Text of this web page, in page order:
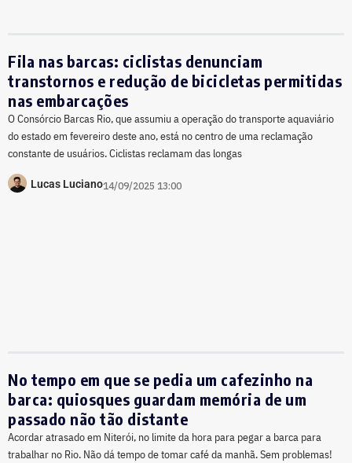
Fila nas barcas: ciclistas denunciam
transtornos e redução de bicicletas permitidas
nas embarcações
O Consórcio Barcas Rio, que assumiu a operação do transporte aquaviário
do estado em fevereiro deste ano, está no centro de uma reclamação
constante de usuários. Ciclistas reclamam das longas
Lucas Luciano14/09/2025 13:00
No tempo em que se pedia um cafezinho na
barca: quiosques guardam memória de um
passado não tão distante
Acordar atrasado em Niterói, no limite da hora para pegar a barca para
trabalhar no Rio. Não dá tempo de tomar café da manhã. Sem problemas!